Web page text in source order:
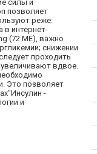
силы и
позволяет
реже:
в интернет-
(72 МЕ), важно
снижении
проходить
вдвое.
Это позволяет
-
и